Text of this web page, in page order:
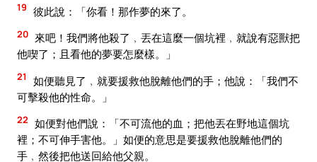
19 彼此說：「你看！那作夢的來了。
20 來吧！我們將他殺了﹐丟在這麼一個坑裡﹐就說有惡獸把
他喫了；且看他的夢要怎麼樣。」
21
如便聽見了﹐就要援救他脫離他們的手；他說：「我們不
可擊殺他的性命。」
22 如便對他們說：「不可流他的血；把他丟在野地這個坑
裡；不可伸手害他。」如便的意思是要援救他脫離他們的
手﹐然後把他送回給他父親。